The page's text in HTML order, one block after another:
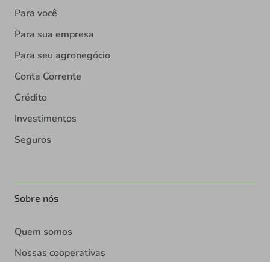
Para você
Para sua empresa
Para seu agronegócio
Conta Corrente
Crédito
Investimentos
Seguros
Sobre nós
Quem somos
Nossas cooperativas